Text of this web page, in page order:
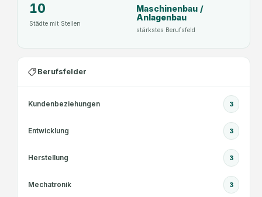
10
Städte mit Stellen
Maschinenbau /
Anlagenbau
stärkstes Berufsfeld
Berufsfelder
Kundenbeziehungen 3
Entwicklung 3
Herstellung 3
Mechatronik 3